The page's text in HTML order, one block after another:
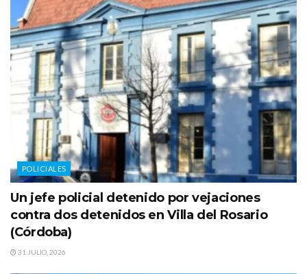
POLICIALES
Un jefe policial detenido por vejaciones
contra dos detenidos en Villa del Rosario
(Córdoba)
31 JULIO, 2026